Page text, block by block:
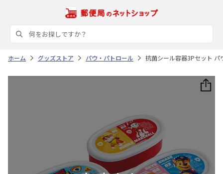
ホーム グッズストア パウ・パトロール 抗菌シール容器3Pセット パ